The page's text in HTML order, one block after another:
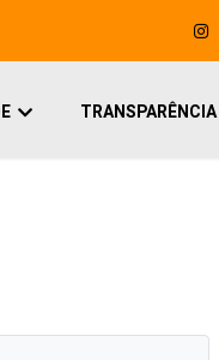
TRANSPARÊNCIA